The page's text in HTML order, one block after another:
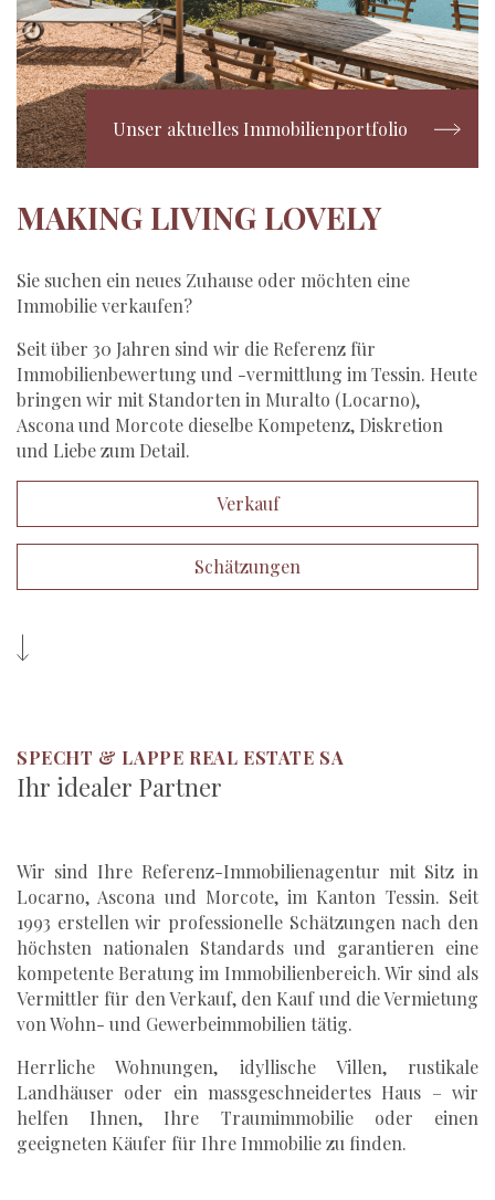
MAKING LIVING LOVELY
Sie suchen ein neues Zuhause oder möchten eine
Immobilie verkaufen?
Seit über 30 Jahren sind wir die Referenz für
Immobilienbewertung und -vermittlung im Tessin. Heute
bringen wir mit Standorten in Muralto (Locarno),
Ascona und Morcote dieselbe Kompetenz, Diskretion
und Liebe zum Detail.
Verkauf
Schätzungen
Unser aktuelles Immobilienportfolio
SPECHT & LAPPE REAL ESTATE SA
Ihr idealer Partner
Wir sind Ihre Referenz-Immobilienagentur mit Sitz in
Locarno, Ascona und Morcote, im Kanton Tessin. Seit
1993 erstellen wir professionelle Schätzungen nach den
höchsten nationalen Standards und garantieren eine
kompetente Beratung im Immobilienbereich. Wir sind als
Vermittler für den Verkauf, den Kauf und die Vermietung
von Wohn- und Gewerbeimmobilien tätig.
Herrliche Wohnungen, idyllische Villen, rustikale
Landhäuser oder ein massgeschneidertes Haus – wir
helfen Ihnen, Ihre Traumimmobilie oder einen
geeigneten Käufer für Ihre Immobilie zu finden.